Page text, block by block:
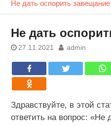
Не дать оспорить завещание
Не дать
27.11.2021 admin
Здравствуйте, в этой
ответить на вопрос: «Не